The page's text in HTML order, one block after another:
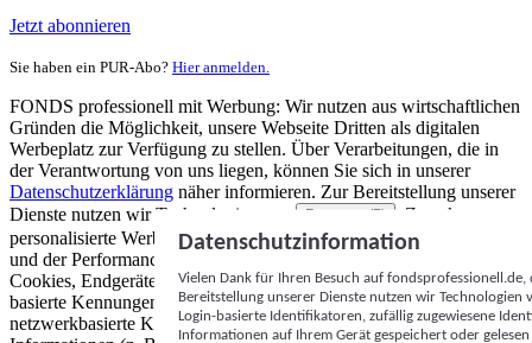
Jetzt abonnieren
Sie haben ein PUR-Abo? Hier anmelden.
FONDS professionell mit Werbung: Wir nutzen aus wirtschaftlichen
Gründen die Möglichkeit, unsere Webseite Dritten als digitalen
Werbeplatz zur Verfügung zu stellen. Über Verarbeitungen, die in
der Verantwortung von uns liegen, können Sie sich in unserer
Datenschutzerklärung näher informieren. Zur Bereitstellung unserer
Dienste nutzen wir Technologien von
Partnern (5)
. Zwecke:
personalisierte Werbung und Inhalte, Messung von Werbeleistung
und der Performance von Inhalten sowie Zielgruppenforschung.
Cookies, Endgeräte- oder ähnliche Online-Kennungen (z. B. login-
basierte Kennungen, zufällig generierte Kennungen,
netzwerkbasierte Kennungen) können zusammen mit anderen
Datenschutzinformation
Vielen Dank für Ihren Besuch auf
Bereitstellung unserer Dienste nutzen wir Technologien
Login-basierte Identifikatoren, zufällig zugewiesene
Informationen auf Ihrem Gerät gespeichert oder